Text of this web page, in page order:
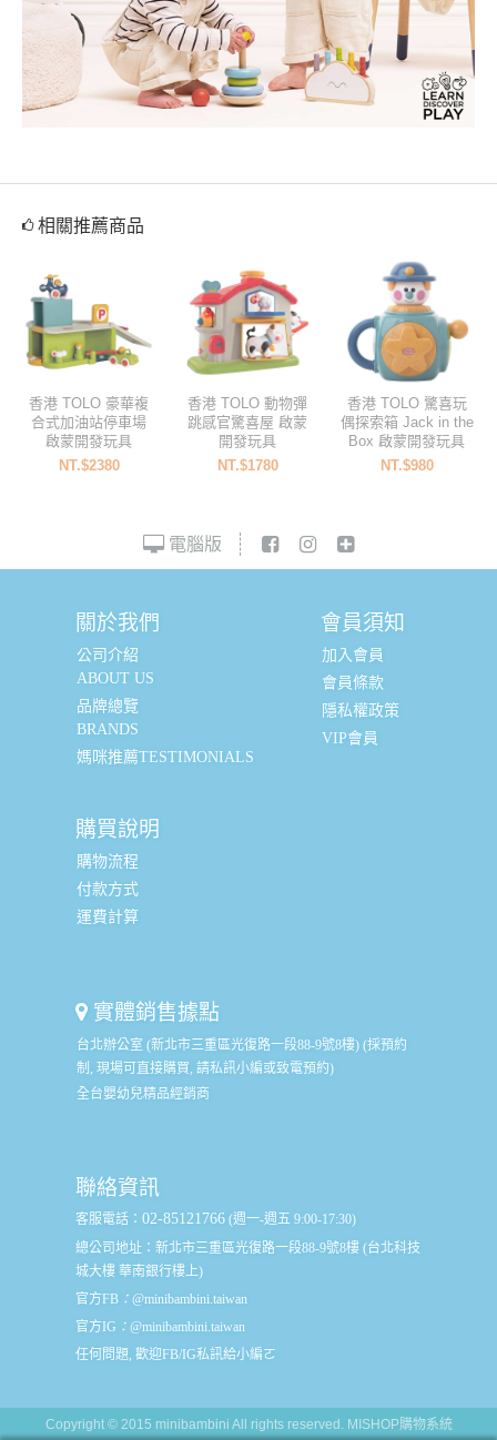
相關推薦商品
香港 TOLO 豪華複
合式加油站停車場
啟蒙開發玩具
NT.$2380
香港 TOLO 動物彈
跳感官驚喜屋 啟蒙
開發玩具
NT.$1780
香港 TOLO 驚喜玩
偶探索箱 Jack in the
Box 啟蒙開發玩具
NT.$980
電腦版
關於我們
公司介紹
ABOUT US
品牌總覽
BRANDS
媽咪推薦TESTIMONIALS
會員須知
加入會員
會員條款
隱私權政策
VIP會員
購買說明
購物流程
付款方式
運費計算
實體銷售據點
台北辦公室 (新北市三重區光復路一段88-9號8樓) (採預約
制, 現場可直接購買, 請私訊小編或致電預約)
全台嬰幼兒精品經銷商
聯絡資訊
客服電話： 02-85121766 (週一-週五 9:00-17:30)
總公司地址： 新北市三重區光復路一段88-9號8樓 (台北科技
城大樓 華南銀行樓上)
官方FB ： @minibambini.taiwan
官方IG ： @minibambini.taiwan
任何問題, 歡迎FB/IG私訊給小編ㄛ
Copyright © 2015 minibambini All rights reserved. MISHOP購物系統